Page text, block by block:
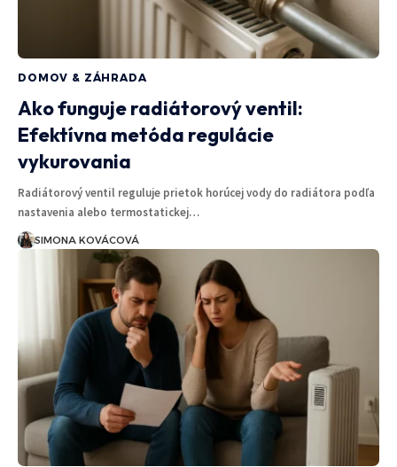
DOMOV & ZÁHRADA
Ako funguje radiátorový ventil:
Efektívna metóda regulácie
vykurovania
Radiátorový ventil reguluje prietok horúcej vody do radiátora podľa
nastavenia alebo termostatickej…
SIMONA KOVÁCOVÁ